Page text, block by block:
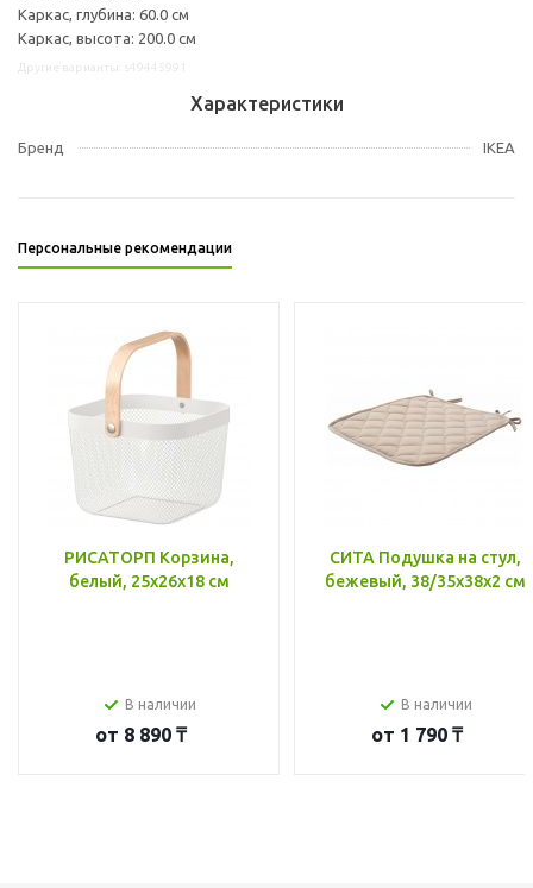
Каркас, глубина: 60.0 см
Каркас, высота: 200.0 см
Характеристики
Бренд IKEA
Персональные рекомендации
РИСАТОРП Корзина,
белый, 25x26x18 см
В наличии
от 8 890 ₸
СИТА Подушка на стул,
бежевый, 38/35x38x2 см
В наличии
от 1 790 ₸